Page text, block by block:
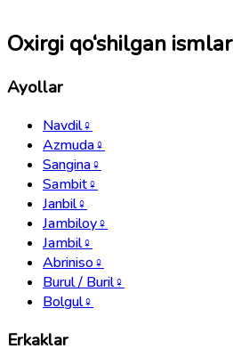
Oxirgi qo‘shilgan ismlar
Ayollar
Navdil♀
Azmuda♀
Sangina♀
Sambit♀
Janbil♀
Jambiloy♀
Jambil♀
Abriniso♀
Burul / Buril♀
Bolgul♀
Erkaklar